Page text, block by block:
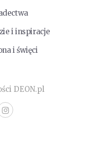
i inspiracje
i święci
DEON.pl